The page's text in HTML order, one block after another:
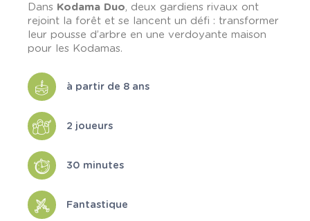
Dans Kodama Duo, deux gardiens rivaux ont
rejoint la forêt et se lancent un défi : transformer
leur pousse d’arbre en une verdoyante maison
pour les Kodamas.
à partir de 8 ans
2 joueurs
30 minutes
Fantastique